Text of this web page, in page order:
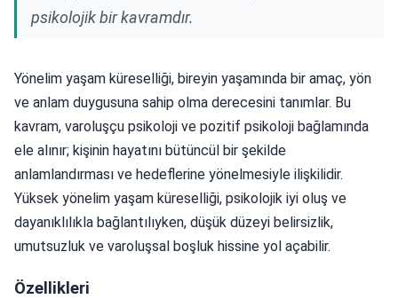
psikolojik bir kavramdır.
Yönelim yaşam küreselliği, bireyin yaşamında bir amaç, yön
ve anlam duygusuna sahip olma derecesini tanımlar. Bu
kavram, varoluşçu psikoloji ve pozitif psikoloji bağlamında
ele alınır; kişinin hayatını bütüncül bir şekilde
anlamlandırması ve hedeflerine yönelmesiyle ilişkilidir.
Yüksek yönelim yaşam küreselliği, psikolojik iyi oluş ve
dayanıklılıkla bağlantılıyken, düşük düzeyi belirsizlik,
umutsuzluk ve varoluşsal boşluk hissine yol açabilir.
Özellikleri